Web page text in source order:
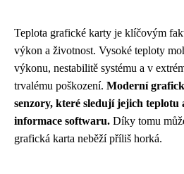
Teplota grafické karty je klíčovým
výkon a životnost. Vysoké teploty
výkonu, nestabilitě systému a v
trvalému poškození. Moderní
senzory, které sledují jejich
informace softwaru. Díky tomu
grafická karta neběží příliš horká.